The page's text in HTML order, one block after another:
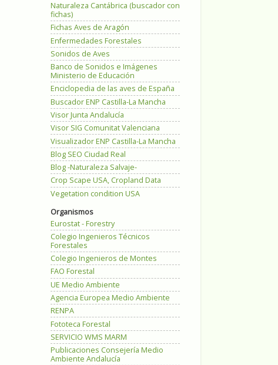
Naturaleza Cantábrica (buscador con
fichas)
Fichas Aves de Aragón
Enfermedades Forestales
Sonidos de Aves
Banco de Sonidos e Imágenes
Ministerio de Educación
Enciclopedia de las aves de España
Buscador ENP Castilla-La Mancha
Visor Junta Andalucía
Visor SIG Comunitat Valenciana
Visualizador ENP Castilla-La Mancha
Blog SEO Ciudad Real
Blog -Naturaleza Salvaje-
Crop Scape USA, Cropland Data
Vegetation condition USA
Organismos
Eurostat - Forestry
Colegio Ingenieros Técnicos
Forestales
Colegio Ingenieros de Montes
FAO Forestal
UE Medio Ambiente
Agencia Europea Medio Ambiente
RENPA
Fototeca Forestal
SERVICIO WMS MARM
Publicaciones Consejería Medio
Ambiente Andalucía